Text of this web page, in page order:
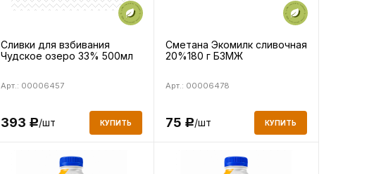
Сливки для взбивания
Чудское озеро 33% 500мл
Арт.: 00006457
393 Р/шт КУПИТЬ
Сметана Экомилк сливочная
20%180 г БЗМЖ
Арт.: 00006478
75 Р/шт КУПИТЬ